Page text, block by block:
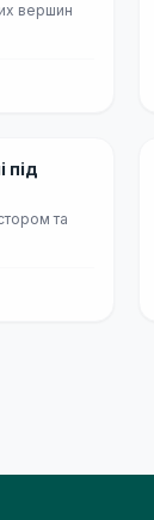
вершин
Середній
під
та